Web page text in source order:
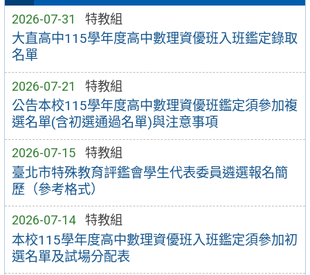
2026-07-31 特教組
大直高中115學年度高中數理資優班入班鑑定錄取
名單
2026-07-21 特教組
公告本校115學年度高中數理資優班鑑定須參加複
選名單(含初選通過名單)與注意事項
2026-07-15 特教組
臺北市特殊教育評鑑會學生代表委員遴選報名簡
歷（參考格式）
2026-07-14 特教組
本校115學年度高中數理資優班入班鑑定須參加初
選名單及試場分配表